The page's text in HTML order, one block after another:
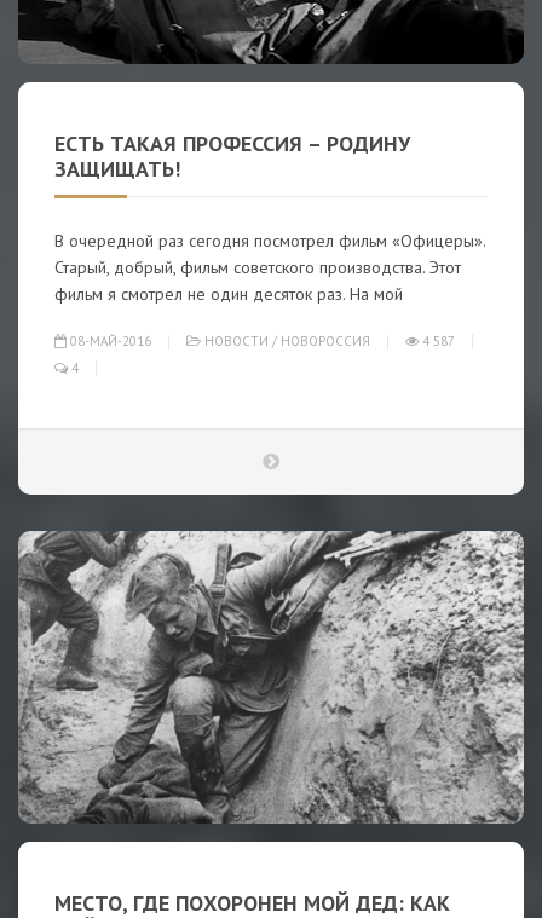
ЕСТЬ ТАКАЯ ПРОФЕССИЯ – РОДИНУ
ЗАЩИЩАТЬ!
В очередной раз сегодня посмотрел фильм «Офицеры».
Старый, добрый, фильм советского производства. Этот
фильм я смотрел не один десяток раз. На мой
08-МАЙ-2016 НОВОСТИ / НОВОРОССИЯ
4 587
4
МЕСТО, ГДЕ ПОХОРОНЕН МОЙ ДЕД: КАК